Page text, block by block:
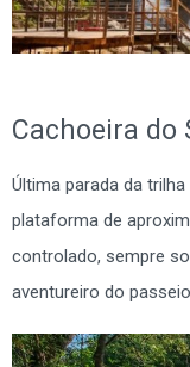
Cachoeira do
Última parada da
plataforma de
controlado, sempre
aventureiro do